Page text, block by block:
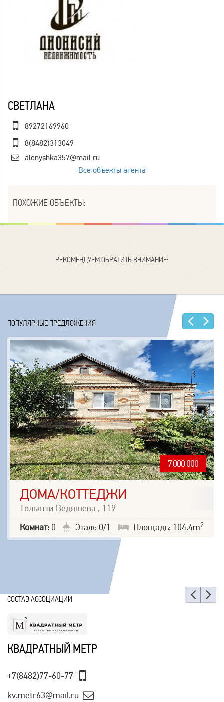
СВЕТЛАНА
89272169960
8(8482)313049
alenyshka357@mail.ru
Все объекты агента
ПОХОЖИЕ ОБЪЕКТЫ:
РЕКОМЕНДУЕМ ОБРАТИТЬ ВНИМАНИЕ:
ПОПУЛЯРНЫЕ ПРЕДЛОЖЕНИЯ
7 000 000
ДОМА/КОТТЕДЖИ
Тольятти Ведяшева , 119
Комнат: 0 Площадь: 104.4m2
Этаж: 0/1
СОСТАВ АССОЦИАЦИИ
КВАДРАТНЫЙ МЕТР
+7(8482)77-60-77
kv.metr63@mail.ru